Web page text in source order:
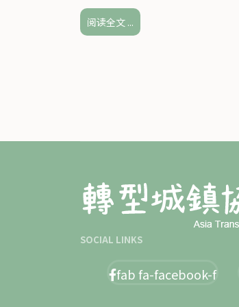
阅读全文 ...
SOCIAL LINKS
fab fa-facebook-f